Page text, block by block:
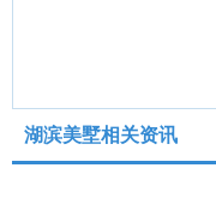
湖滨美墅相关资讯